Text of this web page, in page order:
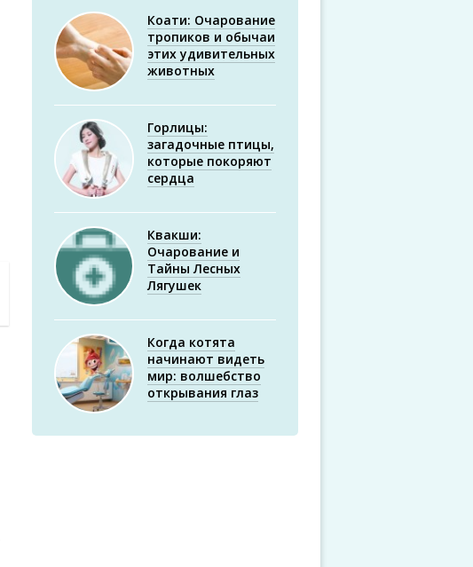
Коати: Очарование
тропиков и обычаи
этих удивительных
животных
Горлицы:
загадочные птицы,
которые покоряют
сердца
Квакши:
Очарование и
Тайны Лесных
Лягушек
Когда котята
начинают видеть
мир: волшебство
открывания глаз